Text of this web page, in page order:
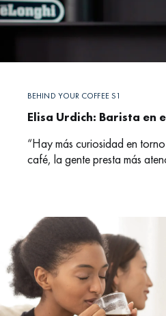
BEHIND YOUR COFFEE S1
Elisa Urdich: Barista en
“Hay más curiosidad en
café, la gente presta más